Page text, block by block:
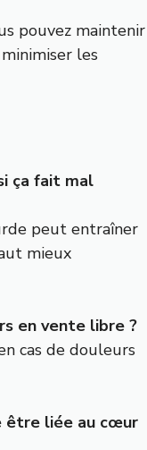
pouvez maintenir
les
ça fait mal
peut entraîner
mieux
en vente libre ?
cas de douleurs
être liée au cœur